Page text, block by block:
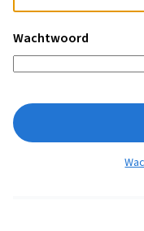
Wachtwoord